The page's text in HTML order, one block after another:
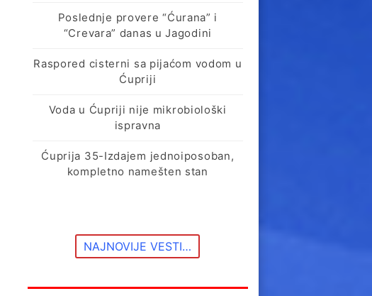
Poslednje provere “Ćurana” i
“Crevara” danas u Jagodini
Raspored cisterni sa pijaćom vodom u
Ćupriji
Voda u Ćupriji nije mikrobiološki
ispravna
Ćuprija 35-Izdajem jednoiposoban,
kompletno namešten stan
NAJNOVIJE VESTI…